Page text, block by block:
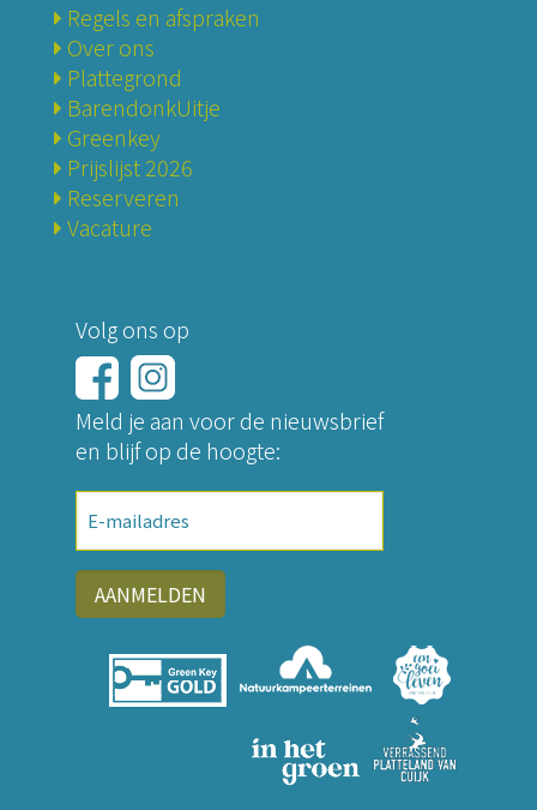
Regels en afspraken
Over ons
Plattegrond
BarendonkUitje
Greenkey
Prijslijst 2026
Reserveren
Vacature
Volg ons op
Meld je aan voor de nieuwsbrief
en blijf op de hoogte:
mailadres
AANMELDEN